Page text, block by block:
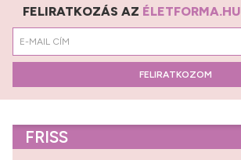
FELIRATKOZÁS AZ ÉLETFORMA.HU
FELIRATKOZOM
FRISS